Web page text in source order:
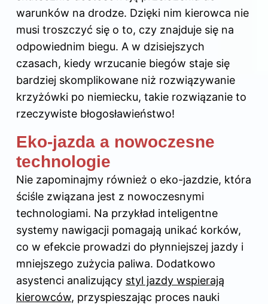
warunków na drodze. Dzięki nim kierowca nie
musi troszczyć się o to, czy znajduje się na
odpowiednim biegu. A w dzisiejszych
czasach, kiedy wrzucanie biegów staje się
bardziej skomplikowane niż rozwiązywanie
krzyżówki po niemiecku, takie rozwiązanie to
rzeczywiste błogosławieństwo!
Eko-jazda a nowoczesne
technologie
Nie zapominajmy również o eko-jazdzie, która
ściśle związana jest z nowoczesnymi
technologiami. Na przykład inteligentne
systemy nawigacji pomagają unikać korków,
co w efekcie prowadzi do płynniejszej jazdy i
mniejszego zużycia paliwa. Dodatkowo
asystenci analizujący styl jazdy wspierają
kierowców, przyspieszając proces nauki